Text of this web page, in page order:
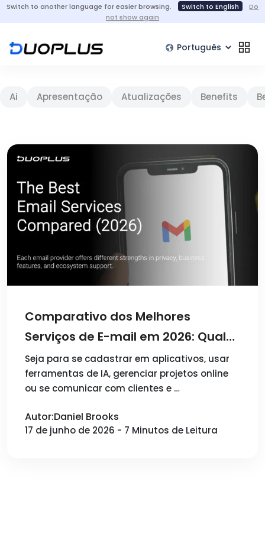
Switch to another language for easier browsing. Switch to English
Do
not show again
Ai Apresentação Atualizações Benefits
Comparativo dos Melhores
Serviços de E-mail em 2026: Qual
Você Deve Escolher?
Seja para se cadastrar em aplicativos, usar
ferramentas de IA, gerenciar projetos online
ou se comunicar com clientes e …
Autor:Daniel Brooks
17 de junho de 2026 - 7 Minutos de Leitura